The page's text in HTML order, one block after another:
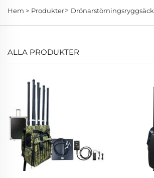
Hem > Produkter> Drönarstörningsryggsäck
ALLA PRODUKTER